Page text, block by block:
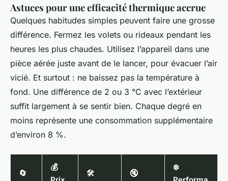
Astuces pour une efficacité thermique accrue
Quelques habitudes simples peuvent faire une grosse
différence. Fermez les volets ou rideaux pendant les
heures les plus chaudes. Utilisez l’appareil dans une
pièce aérée juste avant de le lancer, pour évacuer l’air
vicié. Et surtout : ne baissez pas la température à
fond. Une différence de 2 ou 3 °C avec l’extérieur
suffit largement à se sentir bien. Chaque degré en
moins représente une consommation supplémentaire
d’environ 8 %.
🔄
💰
🛠️ 🔇
❄️